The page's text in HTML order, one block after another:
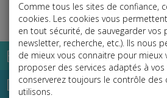
Base documentaire
Dépêches
Comme tous les sites de confiance,
cookies. Les cookies vous
en tout sécurité, de sauvegarder vos
newsletter, recherche, etc.). Ils nous
de mieux vous connaitre pour mieux
proposer des services adaptés à vos
conserverez toujours le contrôle des
utilisons.